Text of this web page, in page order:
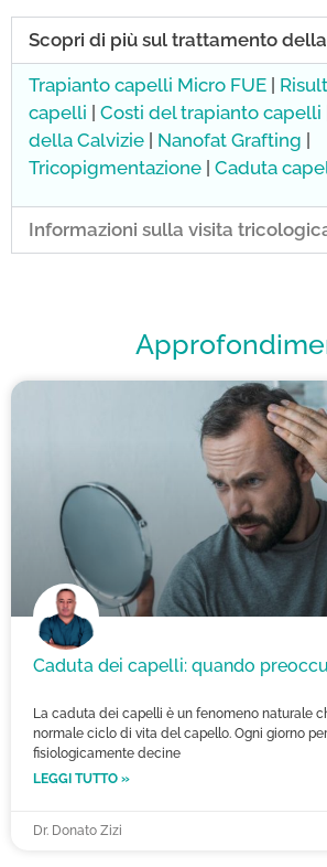
Scopri di più sul trattamento
Trapianto capelli Micro FUE
capelli
Costi del trapianto capelli
della Calvizie
Nanofat Grafting
Tricopigmentazione Caduta
Informazioni sulla visita
Caduta dei capelli: quando
La caduta dei capelli è un fenomeno naturale
normale ciclo di vita del capello. Ogni giorno
fisiologicamente decine
LEGGI TUTTO »
Dr. Donato Zizi